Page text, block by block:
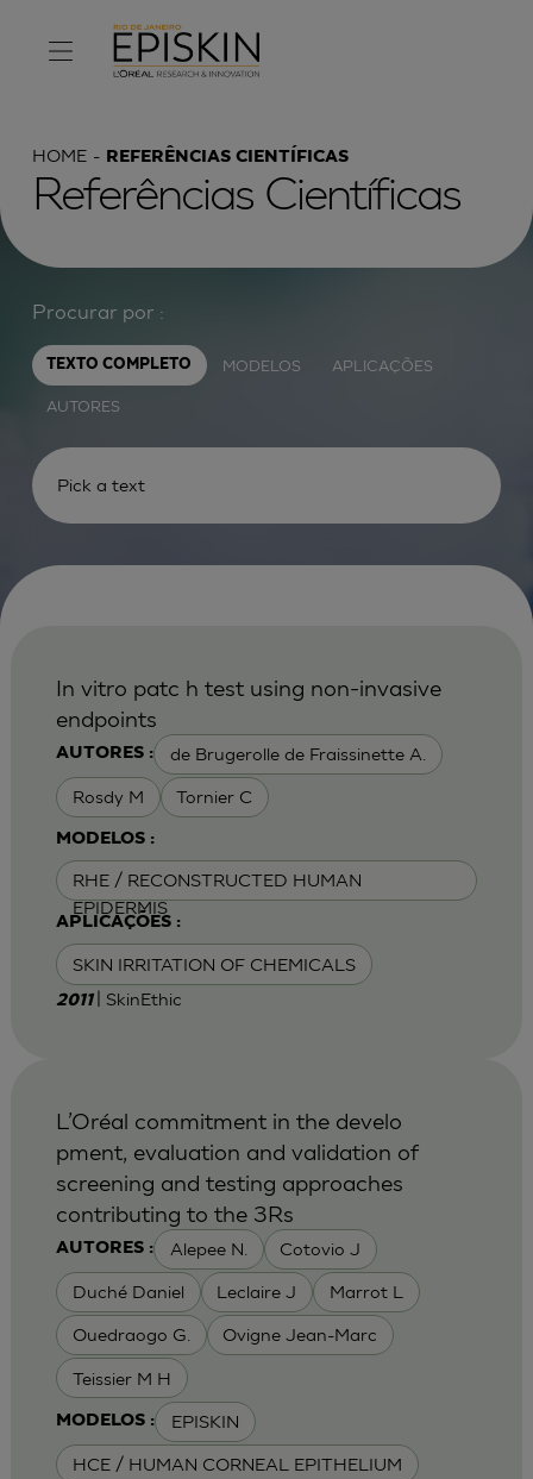
HOME REFERÊNCIAS CIENTÍFICAS
Referências Científicas
Procurar por :
TEXTO COMPLETO MODELOS APLICAÇÕES
AUTORES
AUTORES : de Brugerolle de Fraissinette A.
Rosdy M Tornier C
MODELOS :
RHE / RECONSTRUCTED HUMAN
EPIDERMIS
APLICAÇÕES :
SKIN IRRITATION OF CHEMICALS
In vitro patc h test using non-invasive
endpoints
2011 | SkinEthic
AUTORES : Alepee N. Cotovio J
Duché Daniel Leclaire J Marrot L
Ouedraogo G. Ovigne Jean-Marc
Teissier M H
MODELOS : EPISKIN
HCE / HUMAN CORNEAL EPITHELIUM
L’Oréal commitment in the develo
pment, evaluation and validation of
screening and testing approaches
contributing to the 3Rs